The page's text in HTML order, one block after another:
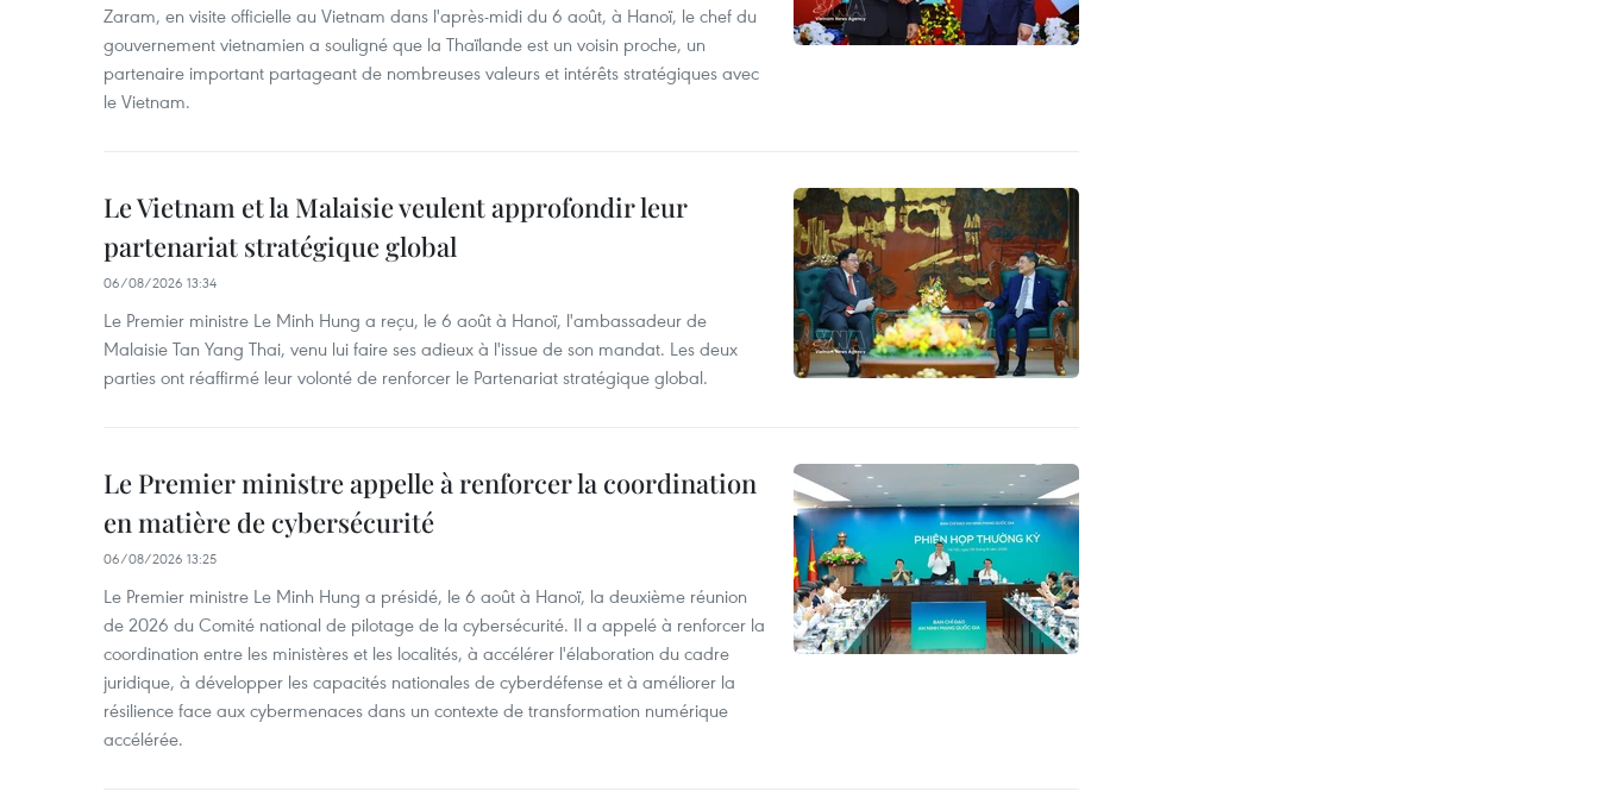
Zaram, en visite officielle au Vietnam dans l'après-midi du 6 août, à Hanoï, le chef du
gouvernement vietnamien a souligné que la Thaïlande est un voisin proche, un
partenaire important partageant de nombreuses valeurs et intérêts stratégiques avec
le Vietnam.
Le Vietnam et la Malaisie veulent approfondir leur
partenariat stratégique global
06/08/2026 13:34
Le Premier ministre Le Minh Hung a reçu, le 6 août à Hanoï, l'ambassadeur de
Malaisie Tan Yang Thai, venu lui faire ses adieux à l'issue de son mandat. Les deux
parties ont réaffirmé leur volonté de renforcer le Partenariat stratégique global.
Le Premier ministre appelle à renforcer la coordination
en matière de cybersécurité
06/08/2026 13:25
Le Premier ministre Le Minh Hung a présidé, le 6 août à Hanoï, la deuxième réunion
de 2026 du Comité national de pilotage de la cybersécurité. Il a appelé à renforcer la
coordination entre les ministères et les localités, à accélérer l'élaboration du cadre
juridique, à développer les capacités nationales de cyberdéfense et à améliorer la
résilience face aux cybermenaces dans un contexte de transformation numérique
accélérée.